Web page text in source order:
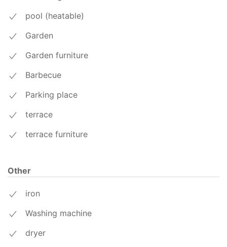
pool (heatable)
Garden
Garden furniture
Barbecue
Parking place
terrace
terrace furniture
Other
iron
Washing machine
dryer